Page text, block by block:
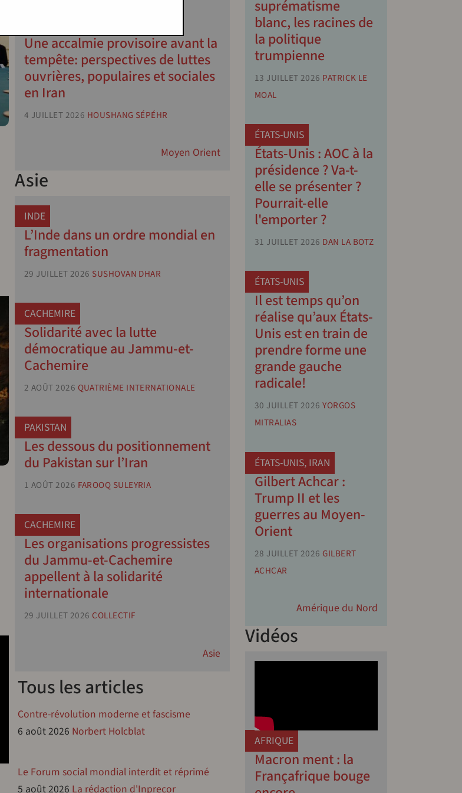
Une accalmie provisoire avant la
tempête: perspectives de luttes
ouvrières, populaires et sociales
en Iran
4 JUILLET 2026 HOUSHANG SÉPÉHR
Moyen Orient
Asie
INDE
L’Inde dans un ordre mondial en
fragmentation
29 JUILLET 2026 SUSHOVAN DHAR
CACHEMIRE
Solidarité avec la lutte
démocratique au Jammu-et-
Cachemire
2 AOÛT 2026 QUATRIÈME INTERNATIONALE
PAKISTAN
Les dessous du positionnement
du Pakistan sur l’Iran
1 AOÛT 2026 FAROOQ SULEYRIA
CACHEMIRE
Les organisations progressistes
du Jammu-et-Cachemire
appellent à la solidarité
internationale
29 JUILLET 2026 COLLECTIF
Asie
Tous les articles
Contre-révolution moderne et fascisme
6 août 2026 Norbert Holcblat
Le Forum social mondial interdit et réprimé
5 août 2026 La rédaction d'Inprecor
suprématisme
blanc, les racines de
la politique
trumpienne
13 JUILLET 2026 PATRICK LE
MOAL
ÉTATS-UNIS
États-Unis : AOC à la
présidence ? Va-t-
elle se présenter ?
Pourrait-elle
l'emporter ?
31 JUILLET 2026 DAN LA BOTZ
ÉTATS-UNIS
Il est temps qu’on
réalise qu’aux États-
Unis est en train de
prendre forme une
grande gauche
radicale!
30 JUILLET 2026 YORGOS
MITRALIAS
ÉTATS-UNIS, IRAN
Gilbert Achcar :
Trump II et les
guerres au Moyen-
Orient
28 JUILLET 2026 GILBERT
ACHCAR
Amérique du Nord
Vidéos
AFRIQUE
Macron ment : la
Françafrique bouge